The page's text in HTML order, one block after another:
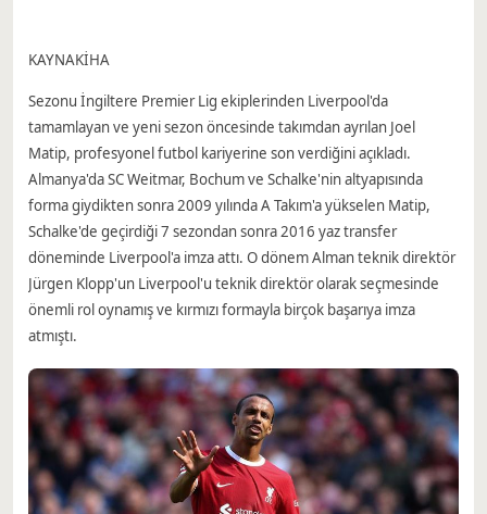
KAYNAKİHA
Sezonu İngiltere Premier Lig ekiplerinden Liverpool'da
tamamlayan ve yeni sezon öncesinde takımdan ayrılan Joel
Matip, profesyonel futbol kariyerine son verdiğini açıkladı.
Almanya'da SC Weitmar, Bochum ve Schalke'nin altyapısında
forma giydikten sonra 2009 yılında A Takım'a yükselen Matip,
Schalke'de geçirdiği 7 sezondan sonra 2016 yaz transfer
döneminde Liverpool'a imza attı. O dönem Alman teknik direktör
Jürgen Klopp'un Liverpool'u teknik direktör olarak seçmesinde
önemli rol oynamış ve kırmızı formayla birçok başarıya imza
atmıştı.